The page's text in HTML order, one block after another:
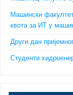
Машински
квота за ИТ у
Други дан
Студенти